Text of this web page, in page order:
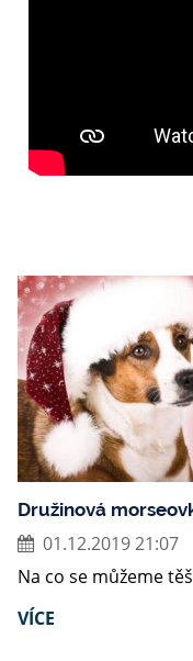
Družinová
01.12.2019 21:07
Na co se můžeme
VÍCE